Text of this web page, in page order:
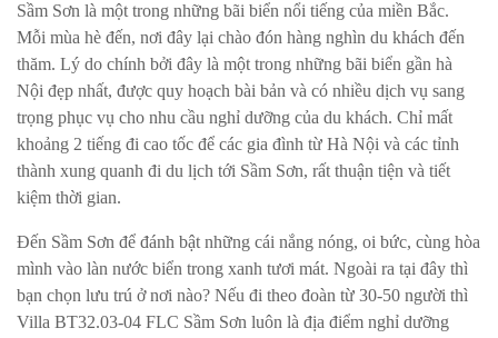
Sầm Sơn là một trong những bãi biển nổi tiếng của miền Bắc.
Mỗi mùa hè đến, nơi đây lại chào đón hàng nghìn du khách đến
thăm. Lý do chính bởi đây là một trong những bãi biển gần hà
Nội đẹp nhất, được quy hoạch bài bản và có nhiều dịch vụ sang
trọng phục vụ cho nhu cầu nghỉ dưỡng của du khách. Chỉ mất
khoảng 2 tiếng đi cao tốc để các gia đình từ Hà Nội và các tỉnh
thành xung quanh đi du lịch tới Sầm Sơn, rất thuận tiện và tiết
kiệm thời gian.
Đến Sầm Sơn để đánh bật những cái nắng nóng, oi bức, cùng hòa
mình vào làn nước biển trong xanh tươi mát. Ngoài ra tại đây thì
bạn chọn lưu trú ở nơi nào? Nếu đi theo đoàn từ 30-50 người thì
Villa BT32.03-04 FLC Sầm Sơn luôn là địa điểm nghỉ dưỡng